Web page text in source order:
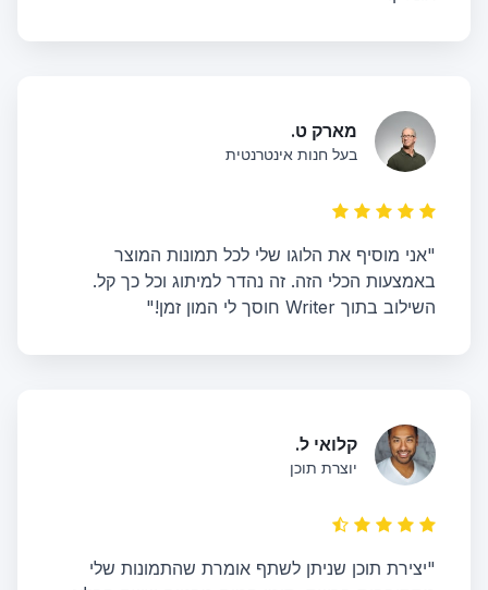
מארק ט.
בעל חנות אינטרנטית
"אני מוסיף את הלוגו שלי לכל תמונות המוצר
באמצעות הכלי הזה. זה נהדר למיתוג וכל כך קל.
השילוב בתוך Writer חוסך לי המון זמן!"
קלואי ל.
יוצרת תוכן
"יצירת תוכן שניתן לשתף אומרת שהתמונות שלי